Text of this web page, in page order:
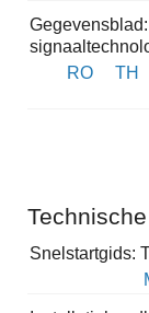
RO
TH
Snelstartgids: